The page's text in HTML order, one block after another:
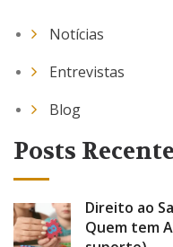
Notícias
Entrevistas
Blog
Posts
Direito ao
Quem tem